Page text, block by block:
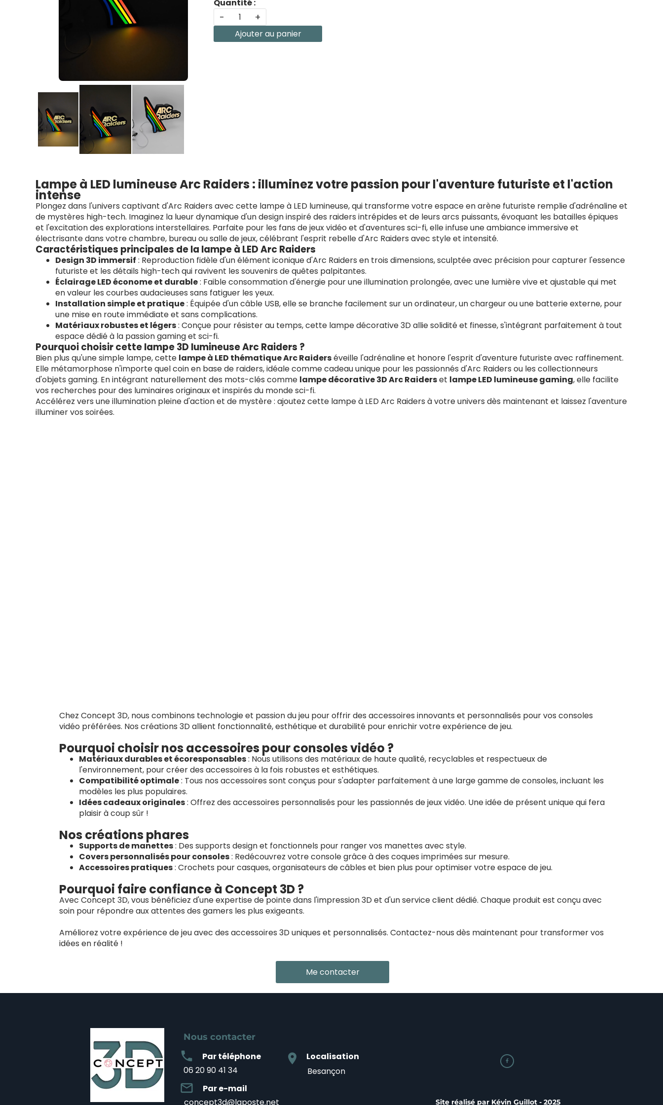

Nous contacter
mail_outline
concept3d@laposte.net
location_on
Besançon
Par e-mail
Localisation
06 20 90 41 34
local_phone Par téléphone
Site réalisé par Kévin Guillot - 2025
Quantité :
- +
Ajouter au panier
Lampe à LED lumineuse Arc Raiders : illuminez votre passion pour l'aventure futuriste et l'action
intense
Plongez dans l'univers captivant d'Arc Raiders avec cette lampe à LED lumineuse, qui transforme votre espace en arène futuriste remplie d'adrénaline et
de mystères high-tech. Imaginez la lueur dynamique d'un design inspiré des raiders intrépides et de leurs arcs puissants, évoquant les batailles épiques
et l'excitation des explorations interstellaires. Parfaite pour les fans de jeux vidéo et d'aventures sci-fi, elle infuse une ambiance immersive et
électrisante dans votre chambre, bureau ou salle de jeux, célébrant l'esprit rebelle d'Arc Raiders avec style et intensité.
Caractéristiques principales de la lampe à LED Arc Raiders
Design 3D immersif : Reproduction fidèle d'un élément iconique d'Arc Raiders en trois dimensions, sculptée avec précision pour capturer l'essence
futuriste et les détails high-tech qui ravivent les souvenirs de quêtes palpitantes.
Éclairage LED économe et durable: Faible consommation d'énergie pour une illumination prolongée, avec une lumière vive et ajustable qui met
en valeur les courbes audacieuses sans fatiguer les yeux.
Installation simple et pratique: Équipée d'un câble USB, elle se branche facilement sur un ordinateur, un chargeur ou une batterie externe, pour
une mise en route immédiate et sans complications.
Matériaux robustes et légers: Conçue pour résister au temps, cette lampe décorative 3D allie solidité et finesse, s'intégrant parfaitement à tout
espace dédié à la passion gaming et sci-fi.
Pourquoi choisir cette lampe 3D lumineuse Arc Raiders ?
Bien plus qu'une simple lampe, cette lampe à LED thématique Arc Raiderséveille l'adrénaline et honore l'esprit d'aventure futuriste avec raffinement.
Elle métamorphose n'importe quel coin en base de raiders, idéale comme cadeau unique pour les passionnés d'Arc Raiders ou les collectionneurs
d'objets gaming. En intégrant naturellement des mots-clés comme lampe décorative 3D Arc Raiderset lampe LED lumineuse gaming, elle facilite
vos recherches pour des luminaires originaux et inspirés du monde sci-fi.
Accélérez vers une illumination pleine d'action et de mystère : ajoutez cette lampe à LED Arc Raiders à votre univers dès maintenant et laissez l'aventure
illuminer vos soirées.
Chez Concept 3D, nous combinons technologie et passion du jeu pour offrir des accessoires innovants et personnalisés pour vos consoles
vidéo préférées. Nos créations 3D allient fonctionnalité, esthétique et durabilité pour enrichir votre expérience de jeu.
Pourquoi choisir nos accessoires pour consoles vidéo ?
Matériaux durables et écoresponsables: Nous utilisons des matériaux de haute qualité, recyclables et respectueux de
l'environnement, pour créer des accessoires à la fois robustes et esthétiques.
Compatibilité optimale: Tous nos accessoires sont conçus pour s'adapter parfaitement à une large gamme de consoles, incluant les
modèles les plus populaires.
Idées cadeaux originales: Offrez des accessoires personnalisés pour les passionnés de jeux vidéo. Une idée de présent unique qui fera
plaisir à coup sûr !
Nos créations phares
Supports de manettes: Des supports design et fonctionnels pour ranger vos manettes avec style.
Covers personnalisés pour consoles: Redécouvrez votre console grâce à des coques imprimées sur mesure.
Accessoires pratiques: Crochets pour casques, organisateurs de câbles et bien plus pour optimiser votre espace de jeu.
Pourquoi faire confiance à Concept 3D ?
Avec Concept 3D, vous bénéficiez d'une expertise de pointe dans l'impression 3D et d'un service client dédié. Chaque produit est conçu avec
soin pour répondre aux attentes des gamers les plus exigeants.
Améliorez votre expérience de jeu avec des accessoires 3D uniques et personnalisés. Contactez-nous dès maintenant pour transformer vos
idées en réalité !
Me contacter